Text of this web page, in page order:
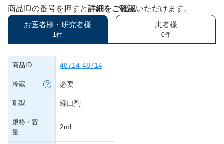
商品IDの番号を押すと詳細をご確認いただけます。
お医者様・研究者様
1件
患者様
0件
商品ID 48714-48714
冷蔵 必要
剤型 経口剤
規格・容
量
2ml